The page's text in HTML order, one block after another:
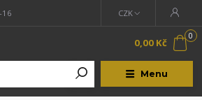
Menu
CZK
16
0
0,00 Kč